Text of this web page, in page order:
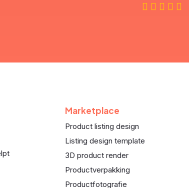
Marketplace
Product listing design
Listing design template
3D product render
Productverpakking
Productfotografie